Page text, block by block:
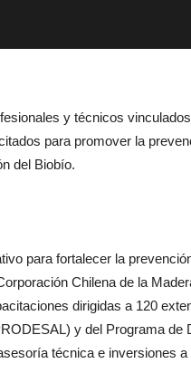
y técnicos
para promover la
del Biobío.
para fortalecer la
Chilena de la
dirigidas a 120
y del Programa de
técnica e inversiones